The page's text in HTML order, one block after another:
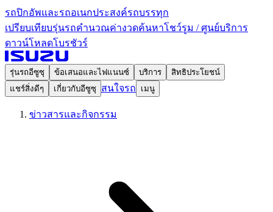
รถปิกอัพและรถอเนกประสงค์รถบรรทุก
เปรียบเทียบรุ่นรถคำนวณค่างวดค้นหาโชว์รูม / ศูนย์บริการ
ดาวน์โหลดโบรชัวร์
รุ่นรถอีซูซุ ข้อเสนอและไฟแนนซ์ บริการ
สิทธิประโยชน์
แชร์สิ่งดีๆ
เกี่ยวกับอีซูซุ สนใจรถ เมนู
ข่าวสารและกิจกรรม